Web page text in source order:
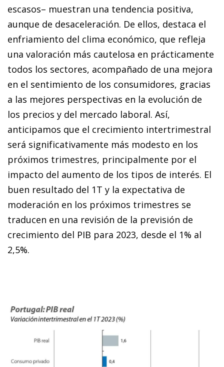
escasos– muestran una tendencia positiva,
aunque de desaceleración. De ellos, destaca el
enfriamiento del clima económico, que refleja
una valoración más cautelosa en prácticamente
todos los sectores, acompañado de una mejora
en el sentimiento de los consumidores, gracias
a las mejores perspectivas en la evolución de
los precios y del mercado laboral. Así,
anticipamos que el crecimiento intertrimestral
será significativamente más modesto en los
próximos trimestres, principalmente por el
impacto del aumento de los tipos de interés. El
buen resultado del 1T y la expectativa de
moderación en los próximos trimestres se
traducen en una revisión de la previsión de
crecimiento del PIB para 2023, desde el 1% al
2,5%.